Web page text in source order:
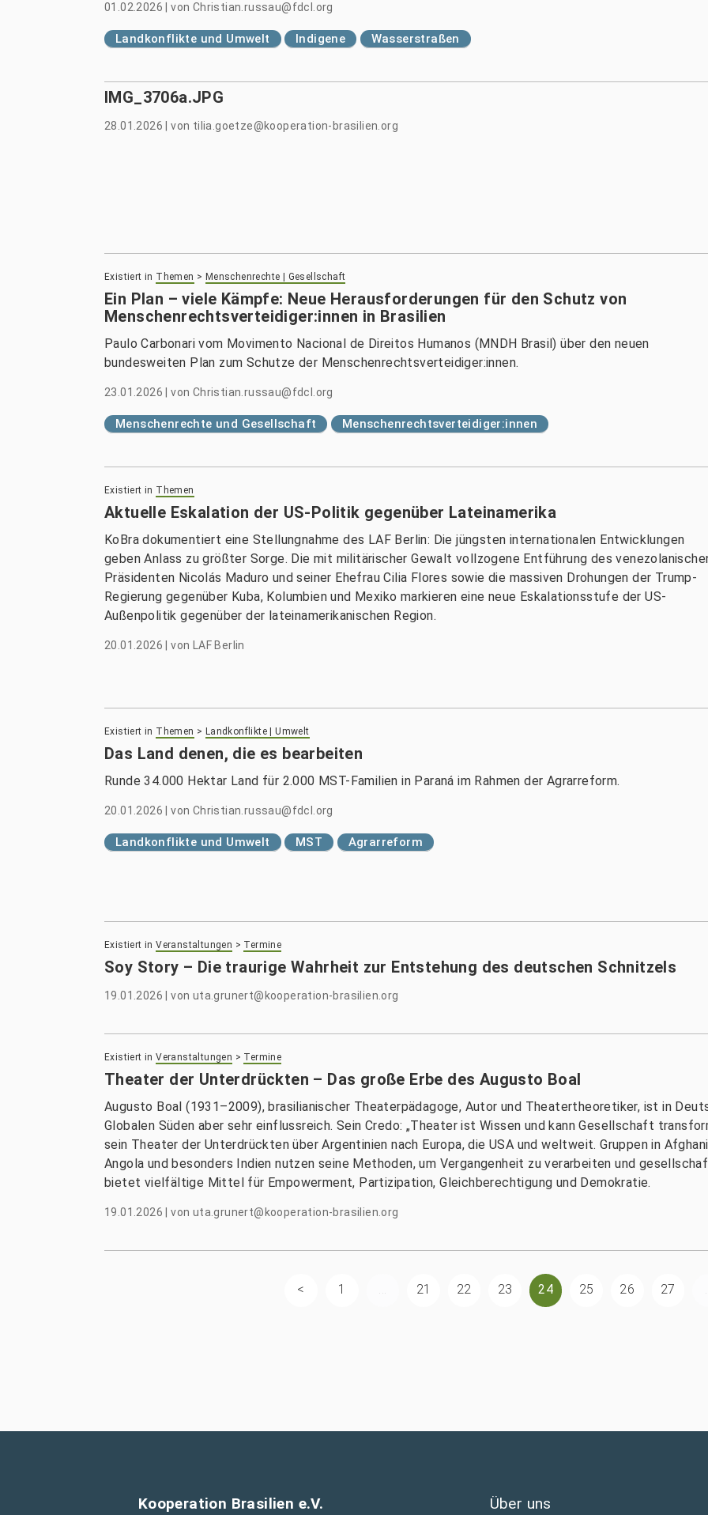
01.02.2026 |von Christian.russau@fdcl.org
Landkonflikte und Umwelt Indigene Wasserstraßen
IMG_3706a.JPG
28.01.2026 |von tilia.goetze@kooperation-brasilien.org
Existiert in Themen > Menschenrechte | Gesellschaft
Ein Plan – viele Kämpfe: Neue Herausforderungen für den Schutz von
Menschenrechtsverteidiger:innen in Brasilien
Paulo Carbonari vom Movimento Nacional de Direitos Humanos (MNDH Brasil) über den neuen
bundesweiten Plan zum Schutze der Menschenrechtsverteidiger:innen.
23.01.2026 |von Christian.russau@fdcl.org
Menschenrechte und Gesellschaft Menschenrechtsverteidiger:innen
Existiert in Themen
Aktuelle Eskalation der US-Politik gegenüber Lateinamerika
KoBra dokumentiert eine Stellungnahme des LAF Berlin: Die jüngsten internationalen Entwicklungen
geben Anlass zu größter Sorge. Die mit militärischer Gewalt vollzogene Entführung des
Präsidenten Nicolás Maduro und seiner Ehefrau Cilia Flores sowie die massiven Drohungen der Trump-
Regierung gegenüber Kuba, Kolumbien und Mexiko markieren eine neue Eskalationsstufe der US-
Außenpolitik gegenüber der lateinamerikanischen Region.
20.01.2026 |von LAF Berlin
Existiert in Themen > Landkonflikte | Umwelt
Das Land denen, die es bearbeiten
Runde 34.000 Hektar Land für 2.000 MST-Familien in Paraná im Rahmen der Agrarreform.
20.01.2026 |von Christian.russau@fdcl.org
Landkonflikte und Umwelt MST Agrarreform
Existiert in Veranstaltungen > Termine
Soy Story – Die traurige Wahrheit zur Entstehung des deutschen Schnitzels
19.01.2026 |von uta.grunert@kooperation-brasilien.org
Existiert in Veranstaltungen > Termine
Theater der Unterdrückten – Das große Erbe des Augusto Boal
Augusto Boal (1931–2009), brasilianischer Theaterpädagoge, Autor und Theatertheoretiker, ist in
Globalen Süden aber sehr einflussreich. Sein Credo: „Theater ist Wissen und kann Gesellschaft
sein Theater der Unterdrückten über Argentinien nach Europa, die USA und weltweit. Gruppen in
Angola und besonders Indien nutzen seine Methoden, um Vergangenheit zu verarbeiten und
bietet vielfältige Mittel für Empowerment, Partizipation, Gleichberechtigung und Demokratie.
19.01.2026 |von uta.grunert@kooperation-brasilien.org
1 ... 21 22 23 24 25 26 27
Kooperation Brasilien e.V. Über uns